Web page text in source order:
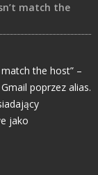
match the
the host” –
poprzez alias.
jako